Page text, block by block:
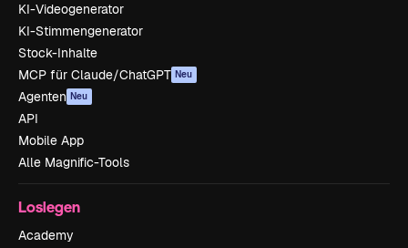
KI-Videogenerator
KI-Stimmengenerator
Stock-Inhalte
MCP für Claude/ChatGPT Neu
Agenten Neu
API
Mobile App
Alle Magnific-Tools
Loslegen
Academy